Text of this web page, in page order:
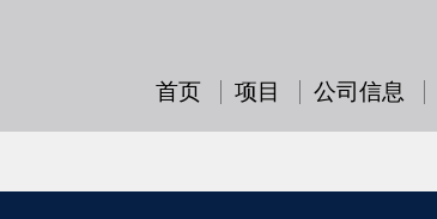
首页 项目 公司信息